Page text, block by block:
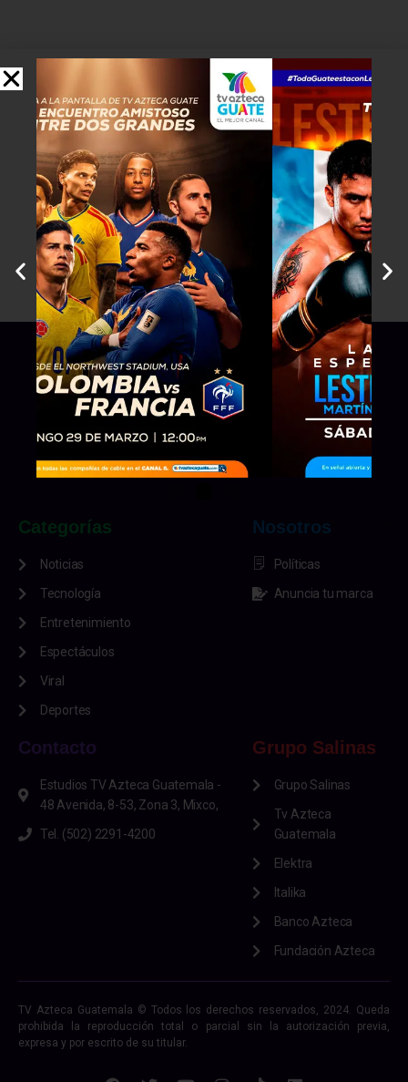
Categorías
Noticias
Tecnología
Entretenimiento
Espectáculos
Viral
Deportes
Nosotros
Políticas
Anuncia tu marca
Contacto
Estudios TV Azteca Guatemala -
48 Avenida, 8-53, Zona 3, Mixco,
Tel. (502) 2291-4200
Grupo Salinas
Grupo Salinas
Tv Azteca
Guatemala
Elektra
Italika
Banco Azteca
Fundación Azteca
TV Azteca Guatemala © Todos los derechos reservados, 2024. Queda
prohibida la reproducción total o parcial sin la autorización previa,
expresa y por escrito de su titular.